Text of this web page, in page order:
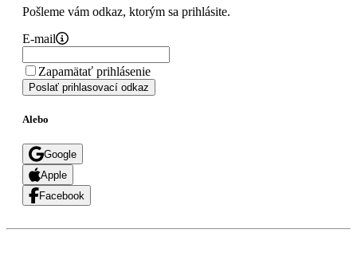
Pošleme vám odkaz, ktorým sa prihlásite.
E-mail
Zapamätať prihlásenie
Poslať prihlasovací odkaz
Alebo
Google
Apple
Facebook